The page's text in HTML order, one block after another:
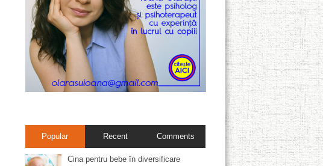
Popular Recent Comments
Cina pentru bebe în diversificare